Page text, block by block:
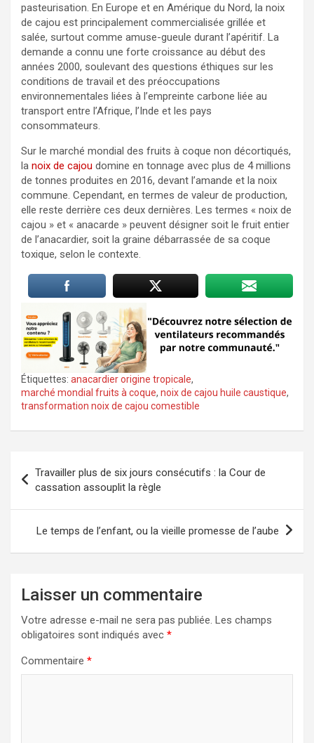
pasteurisation. En Europe et en Amérique du Nord, la noix
de cajou est principalement commercialisée grillée et
salée, surtout comme amuse-gueule durant l’apéritif. La
demande a connu une forte croissance au début des
années 2000, soulevant des questions éthiques sur les
conditions de travail et des préoccupations
environnementales liées à l’empreinte carbone liée au
transport entre l’Afrique, l’Inde et les pays
consommateurs.
Sur le marché mondial des fruits à coque non décortiqués,
la noix de cajou domine en tonnage avec plus de 4 millions
de tonnes produites en 2016, devant l’amande et la noix
commune. Cependant, en termes de valeur de production,
elle reste derrière ces deux dernières. Les termes « noix de
cajou » et « anacarde » peuvent désigner soit le fruit entier
de l’anacardier, soit la graine débarrassée de sa coque
toxique, selon le contexte.
Étiquettes: anacardier origine tropicale,
marché mondial fruits à coque, noix de cajou huile caustique,
transformation noix de cajou comestible
de
l’article
Travailler plus de six jours consécutifs : la Cour de
cassation assouplit la règle
Le temps de l’enfant, ou la vieille promesse de l’aube
Laisser un commentaire
Votre adresse e-mail ne sera pas publiée. Les champs
obligatoires sont indiqués avec *
Commentaire *